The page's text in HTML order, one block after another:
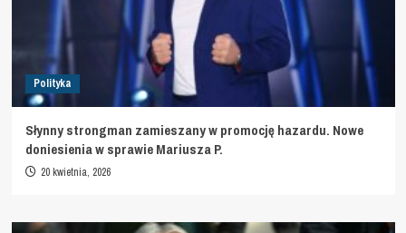
Polityka
Słynny strongman zamieszany w promocję hazardu. Nowe
doniesienia w sprawie Mariusza P.
20 kwietnia, 2026